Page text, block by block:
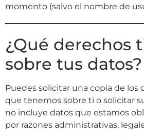
momento (salvo el nombre de
¿Qué derechos
sobre tus datos?
Puedes solicitar una copia de los
que tenemos sobre ti o solicitar
no incluye datos que estamos
por razones administrativas,